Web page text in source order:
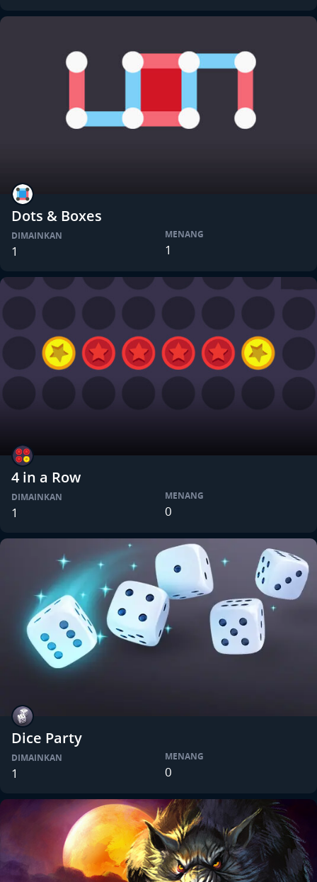
Dots & Boxes
DIMAINKAN
1
MENANG
1
4 in a Row
DIMAINKAN
1
MENANG
0
Dice Party
DIMAINKAN
1
MENANG
0